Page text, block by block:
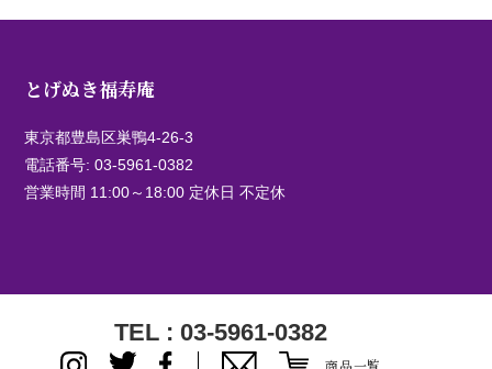
TEL : 03-5961-0382
商品一覧
とげぬき福寿庵
東京都豊島区巣鴨4-26-3
電話番号:03-5961-0382
営業時間 11:00～18:00 定休日 不定休